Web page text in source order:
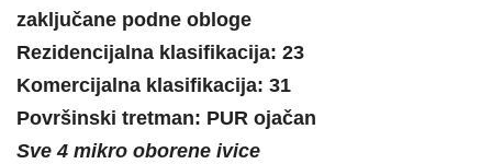
zaključane podne obloge
Rezidencijalna klasifikacija: 23
Komercijalna klasifikacija: 31
Površinski tretman: PUR ojačan
Sve 4 mikro oborene ivice